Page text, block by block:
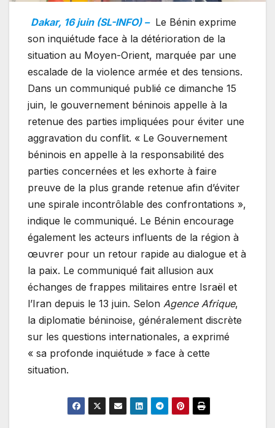
Dakar, 16 juin (SL-INFO) – Le Bénin exprime
son inquiétude face à la détérioration de la
situation au Moyen-Orient, marquée par une
escalade de la violence armée et des tensions.
Dans un communiqué publié ce dimanche 15
juin, le gouvernement béninois appelle à la
retenue des parties impliquées pour éviter une
aggravation du conflit. « Le Gouvernement
béninois en appelle à la responsabilité des
parties concernées et les exhorte à faire
preuve de la plus grande retenue afin d’éviter
une spirale incontrôlable des confrontations »,
indique le communiqué. Le Bénin encourage
également les acteurs influents de la région à
œuvrer pour un retour rapide au dialogue et à
la paix. Le communiqué fait allusion aux
échanges de frappes militaires entre Israël et
l’Iran depuis le 13 juin. Selon Agence Afrique,
la diplomatie béninoise, généralement discrète
sur les questions internationales, a exprimé
« sa profonde inquiétude » face à cette
situation.